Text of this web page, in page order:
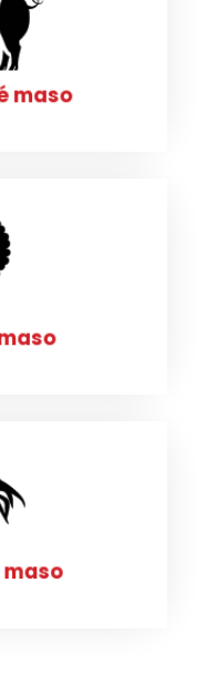
maso
maso
maso